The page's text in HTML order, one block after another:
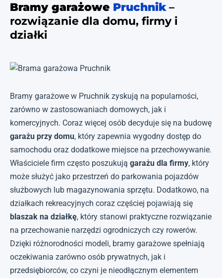
Bramy garażowe Pruchnik–
rozwiązanie dla domu, firmy i
działki
Bramy garażowe w Pruchnik zyskują na popularności,
zarówno w zastosowaniach domowych, jak i
komercyjnych. Coraz więcej osób decyduje się na budowę
garażu przy domu, który zapewnia wygodny dostęp do
samochodu oraz dodatkowe miejsce na przechowywanie.
Właściciele firm często poszukują garażu dla firmy, który
może służyć jako przestrzeń do parkowania pojazdów
służbowych lub magazynowania sprzętu. Dodatkowo, na
działkach rekreacyjnych coraz częściej pojawiają się
blaszak na działkę, który stanowi praktyczne rozwiązanie
na przechowanie narzędzi ogrodniczych czy rowerów.
Dzięki różnorodności modeli, bramy garażowe spełniają
oczekiwania zarówno osób prywatnych, jak i
przedsiębiorców, co czyni je nieodłącznym elementem